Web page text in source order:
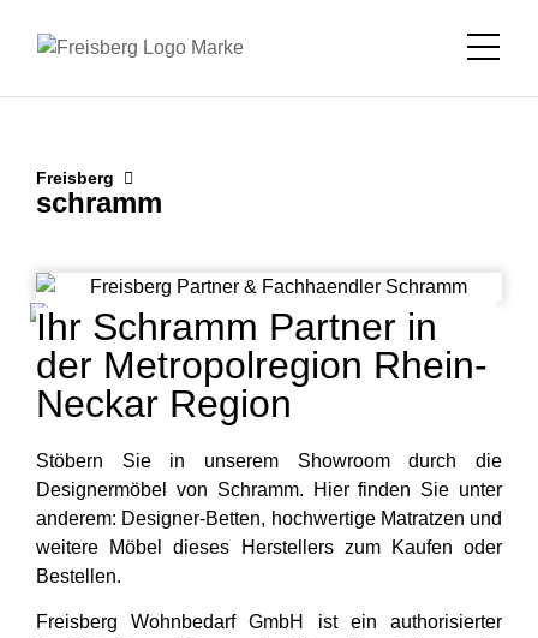
Freisberg
schramm
Ihr Schramm Partner in
der Metropolregion Rhein-
Neckar Region
Stöbern Sie in unserem Showroom durch die
Designermöbel von Schramm. Hier finden Sie unter
anderem: Designer-Betten, hochwertige Matratzen und
weitere Möbel dieses Herstellers zum Kaufen oder
Bestellen.
Freisberg Wohnbedarf GmbH ist ein authorisierter